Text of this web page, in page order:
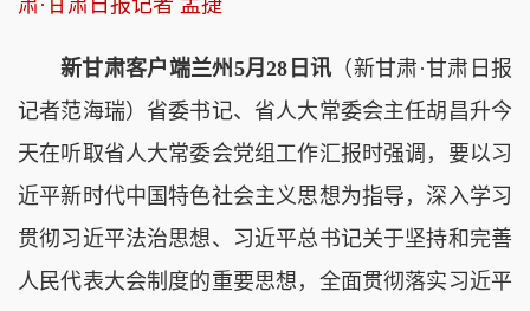
肃·甘肃日报记者 孟捷
新甘肃客户端兰州5月28日讯 （新甘肃·甘肃日报
记者范海瑞）省委书记、省人大常委会主任胡昌升今
天在听取省人大常委会党组工作汇报时强调，要以习
近平新时代中国特色社会主义思想为指导，深入学习
贯彻习近平法治思想、习近平总书记关于坚持和完善
人民代表大会制度的重要思想，全面贯彻落实习近平